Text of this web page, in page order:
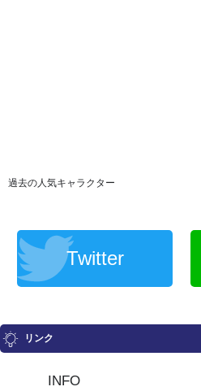
過去の人気キャラクター
Twitter
リンク
INFO